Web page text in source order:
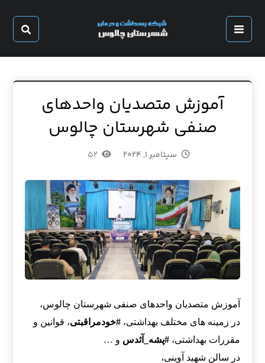
آموزش متصدیان واحد‌های
صنفی شهرستان چالوس
سپتامبر ۱, ۲۰۲۴ ۵۲
آموزش متصدیان واحد‌های صنفی شهرستان چالوس،
در زمینه های مختلف بهداشتی،#خودمراقبتی، قوانین و
مقررات بهداشتی،#پشه_آئدس و …
در سالن شهید آوینی،